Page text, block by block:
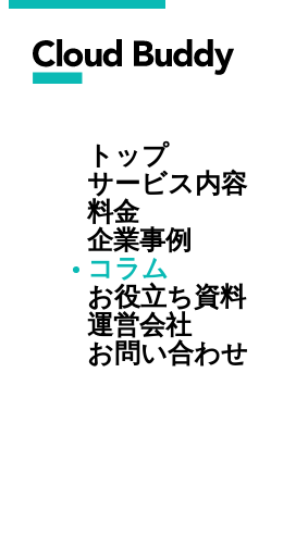
トップ
サービス内容
料金
企業事例
コラム
お役立ち資料
運営会社
お問い合わせ